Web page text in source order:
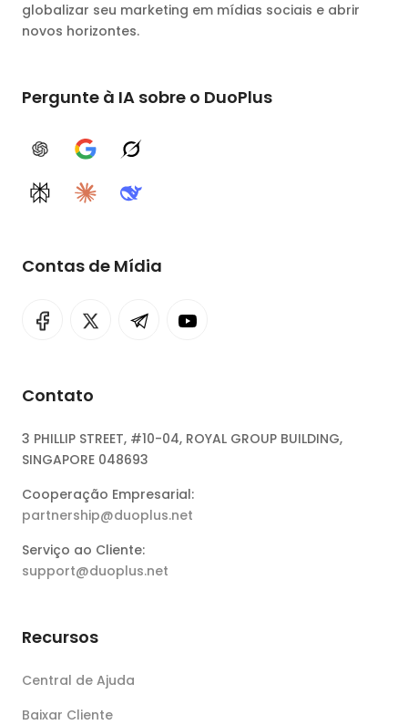
globalizar seu marketing em mídias sociais e abrir
novos horizontes.
Pergunte à IA sobre o DuoPlus
ChatGPTGoogle AIGrok
PerplexityClaudeDeepSeek
Contas de Mídia
Contato
3 PHILLIP STREET, #10-04, ROYAL GROUP BUILDING,
SINGAPORE 048693
Cooperação Empresarial:
partnership@duoplus.net
Serviço ao Cliente:
support@duoplus.net
Recursos
Central de Ajuda
Baixar Cliente